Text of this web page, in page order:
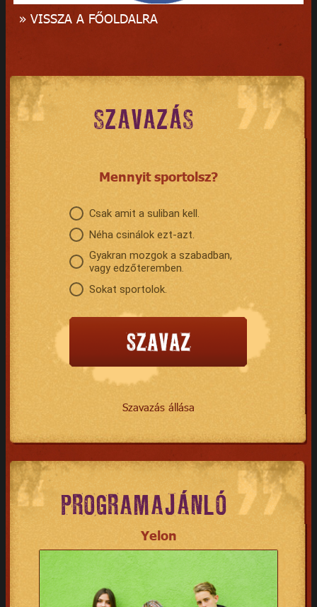
» VISSZA A FŐOLDALRA
SZAVAZÁS
Mennyit sportolsz?
Csak amit a suliban kell.
Néha csinálok ezt-azt.
Gyakran mozgok a szabadban,
vagy edzőteremben.
Sokat sportolok.
Szavazás állása
PROGRAMAJÁNLÓ
Yelon